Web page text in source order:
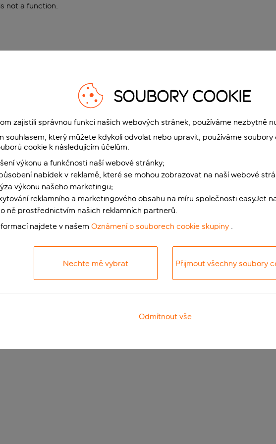
not a function.
SOUBORY COOKIE
zajistili správnou funkci našich webových stránek, používáme nezbytně
souhlasem, který můžete kdykoli odvolat nebo upravit, používáme
cookie k následujícím účelům.
výkonu a funkčnosti naší webové stránky;
nabídek v reklamě, které se mohou zobrazovat na naší webové
výkonu našeho marketingu;
reklamního a marketingového obsahu na míru společnosti easyJet
ně prostřednictvím našich reklamních partnerů.
najdete v našem Oznámení o souborech cookie skupiny .
Nechte mě vybrat Přijmout všechny soubory
Odmítnout vše